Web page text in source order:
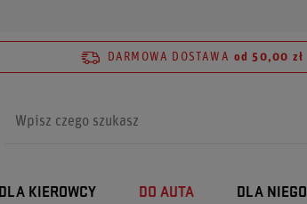
DARMOWA DOSTAWA od 50,00 zł
DLA KIEROWCY DO AUTA DLA NIEGO